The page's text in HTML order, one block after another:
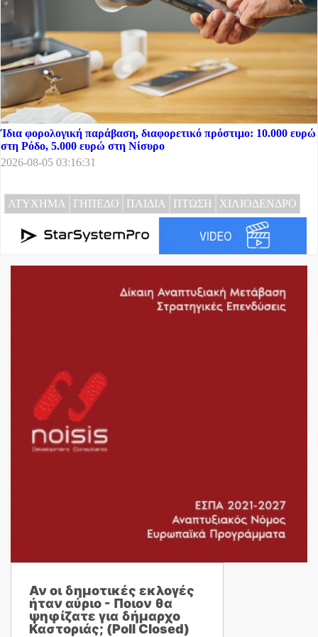
Ίδια φορολογική παράβαση, διαφορετικό πρόστιμο: 10.000 ευρώ
στη Ρόδο, 5.000 ευρώ στη Νίσυρο
2026-08-05 03:16:31
ΑΤΥΧΗΜΑ ΓΗΠΕΔΟ ΠΑΙΔΙΑ ΠΤΩΣΗ ΧΙΛΙΟΔΕΝΔΡΟ
Αν οι δημοτικές εκλογές
ήταν αύριο - Ποιον θα
ψηφίζατε για δήμαρχο
Καστοριάς; (Poll Closed)